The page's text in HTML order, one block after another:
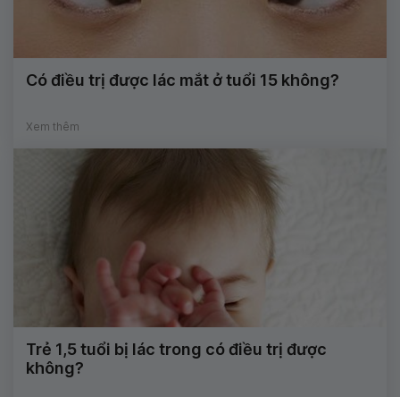
Có điều trị được lác mắt ở tuổi 15 không?
Xem thêm
Trẻ 1,5 tuổi bị lác trong có điều trị được
không?